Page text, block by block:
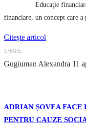
Educație financiară. 11
financiare, un concept care
Citește articol
SHARE
Gugiuman Alexandra 11
ADRIAN ȘOVEA FACE
PENTRU CAUZE